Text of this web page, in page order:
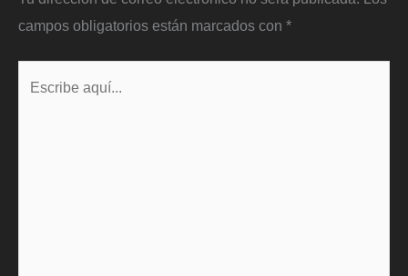
campos obligatorios están marcados con *